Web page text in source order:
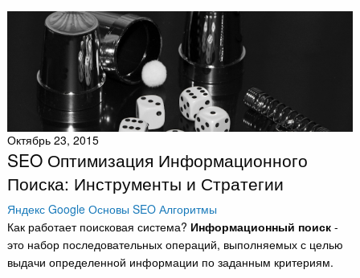
Октябрь 23, 2015
SEO Оптимизация Информационного
Поиска: Инструменты и Стратегии
Яндекс Google Основы SEO Алгоритмы
Как работает поисковая система? Информационный поиск-
это набор последовательных операций, выполняемых с целью
выдачи определенной информации по заданным критериям.